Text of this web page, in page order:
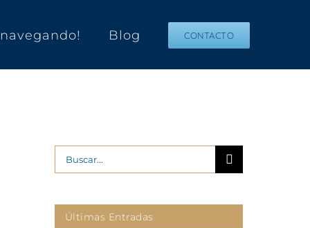
navegando! Blog CONTACTO
Buscar:
Últimas Entradas